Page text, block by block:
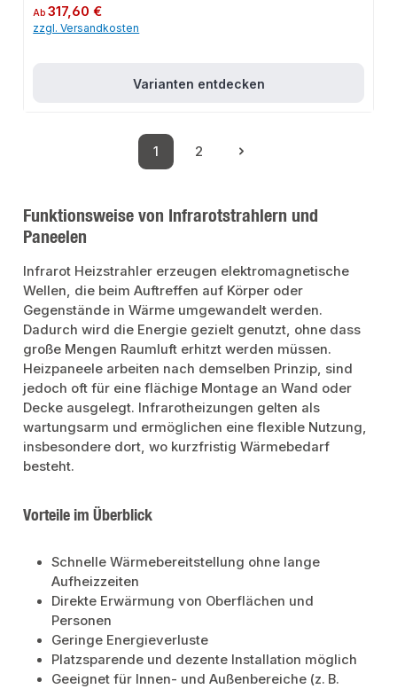
GlasfrontMontageprofile auf der RückseiteEnergiesparend und
umweltfreundlichHandwerkerqualität Made in
EuropeAnwendungsbereicheWohnräumeBürosSchlafzimmerProduktdatenFar
weitere Heizkörper für den Anschluss.
Regulärer Preis:
Ab317,60 €
zzgl. Versandkosten
Varianten entdecken
Seite
1
Seite
2
Funktionsweise von Infrarotstrahlern und
Paneelen
Infrarot Heizstrahler erzeugen elektromagnetische
Wellen, die beim Auftreffen auf Körper oder
Gegenstände in Wärme umgewandelt werden.
Dadurch wird die Energie gezielt genutzt, ohne dass
große Mengen Raumluft erhitzt werden müssen.
Heizpaneele arbeiten nach demselben Prinzip, sind
jedoch oft für eine flächige Montage an Wand oder
Decke ausgelegt. Infrarotheizungen gelten als
wartungsarm und ermöglichen eine flexible Nutzung,
insbesondere dort, wo kurzfristig Wärmebedarf
besteht.
Vorteile im Überblick
Schnelle Wärmebereitstellung ohne lange
Aufheizzeiten
Direkte Erwärmung von Oberflächen und
Personen
Geringe Energieverluste
Platzsparende und dezente Installation möglich
Geeignet für Innen- und Außenbereiche (z. B.